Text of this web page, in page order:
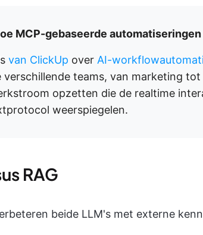
MCP-gebaseerde
van ClickUp over AI-
verschillende teams, van marketing
opzetten die de realtime
weerspiegelen.
RAG
beide LLM's met externe